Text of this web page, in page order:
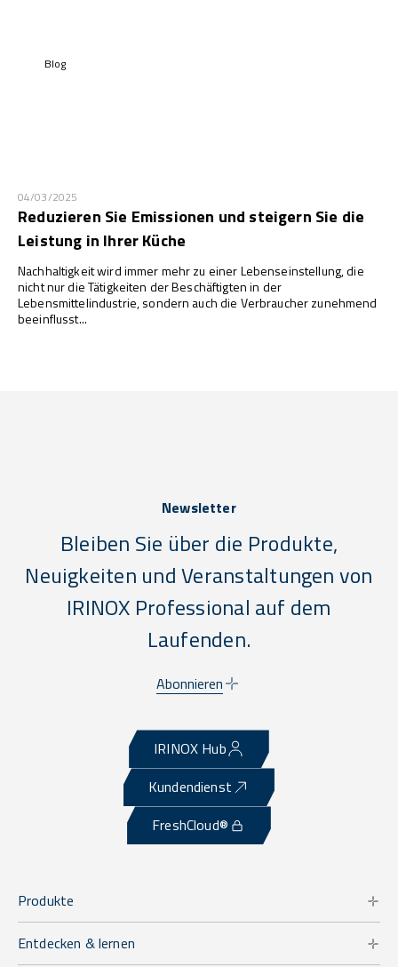
Blog
04/03/2025
Reduzieren Sie Emissionen und steigern Sie die
Leistung in Ihrer Küche
Nachhaltigkeit wird immer mehr zu einer Lebenseinstellung, die
nicht nur die Tätigkeiten der Beschäftigten in der
Lebensmittelindustrie, sondern auch die Verbraucher zunehmend
beeinflusst...
Newsletter
Bleiben Sie über die Produkte,
Neuigkeiten und Veranstaltungen von
IRINOX Professional auf dem
Laufenden.
Abonnieren
IRINOX Hub
Kundendienst
FreshCloud®
Produkte
Entdecken & lernen